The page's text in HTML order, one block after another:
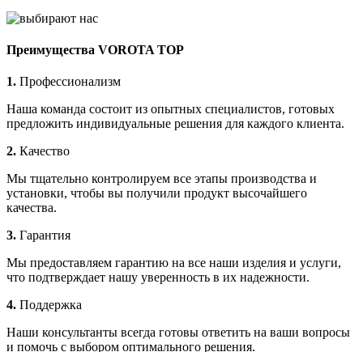
Преимущества VOROTA TOP
1. Профессионализм
Наша команда состоит из опытных специалистов, готовых
предложить индивидуальные решения для каждого клиента.
2. Качество
Мы тщательно контролируем все этапы производства и
установки, чтобы вы получили продукт высочайшего
качества.
3. Гарантия
Мы предоставляем гарантию на все наши изделия и услуги,
что подтверждает нашу уверенность в их надежности.
4. Поддержка
Наши консультанты всегда готовы ответить на ваши вопросы
и помочь с выбором оптимального решения.